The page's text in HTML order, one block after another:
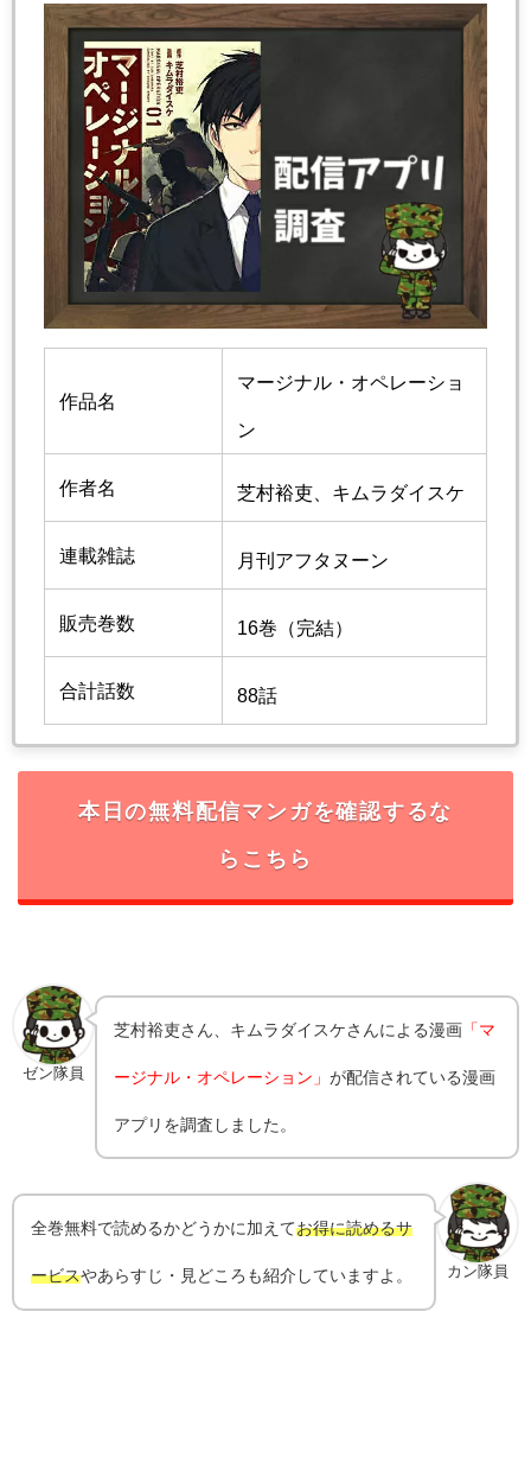
作品名
マージナル・オペレーショ
ン
作者名 芝村裕吏、キムラダイスケ
連載雑誌 月刊アフタヌーン
販売巻数 16巻（完結）
合計話数 88話
本日の無料配信マンガを確認するな
らこちら
ゼン隊員
芝村裕吏さん、キムラダイスケさんによる漫画 「マ
ージナル・オペレーション」が配信されている漫画
アプリを調査しました。
カン隊員
全巻無料で読めるかどうかに加えてお得に読めるサ
ービスやあらすじ・見どころも紹介していますよ。